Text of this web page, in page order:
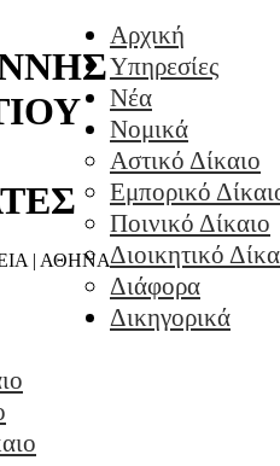
| ΑΘΗΝΑ
Αρχική
Υπηρεσίες
Νέα
Νομικά
Αστικό Δίκαιο
Εμπορικό
Ποινικό Δίκαιο
Διοικητικό
Διάφορα
Δικηγορικά